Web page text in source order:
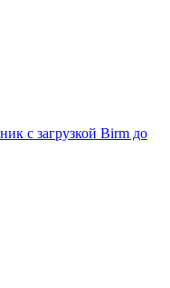
с загрузкой Birm до